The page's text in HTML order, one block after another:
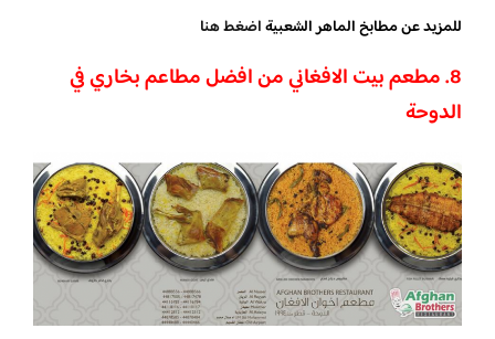
للمزيد عن مطابخ الماهر الشعبيةاضغط هنا
8. مطعم بيت الافغاني من افضل مطاعم بخاري في
الدوحة